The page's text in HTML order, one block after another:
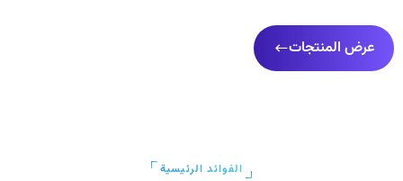
عرض المنتجات
الفوائد الرئيسية